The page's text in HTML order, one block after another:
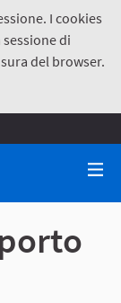
I cookies
di
del browser.